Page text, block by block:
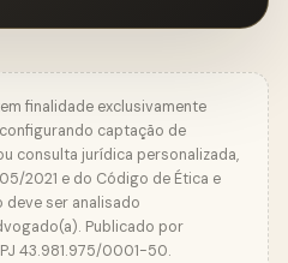
finalidade exclusivamente
captação de
consulta jurídica personalizada,
2021 e do Código de Ética e
deve ser analisado
Publicado por
43.981.975/0001-50.